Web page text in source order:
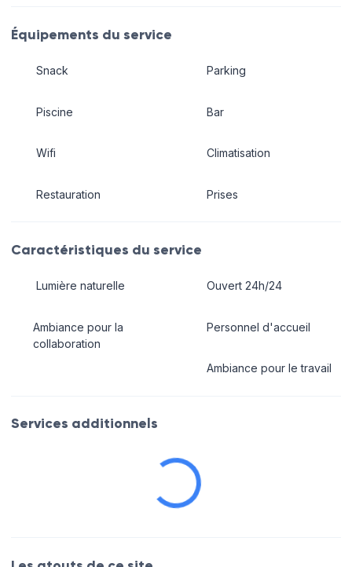
Équipements du service
Snack
Piscine
Wifi
Restauration
Parking
Bar
Climatisation
Prises
Caractéristiques du service
Lumière naturelle
Ambiance pour la
collaboration
Ouvert 24h/24
Personnel d'accueil
Ambiance pour le travail
Services additionnels